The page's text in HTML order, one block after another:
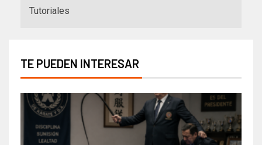
Tutoriales
TE PUEDEN INTERESAR